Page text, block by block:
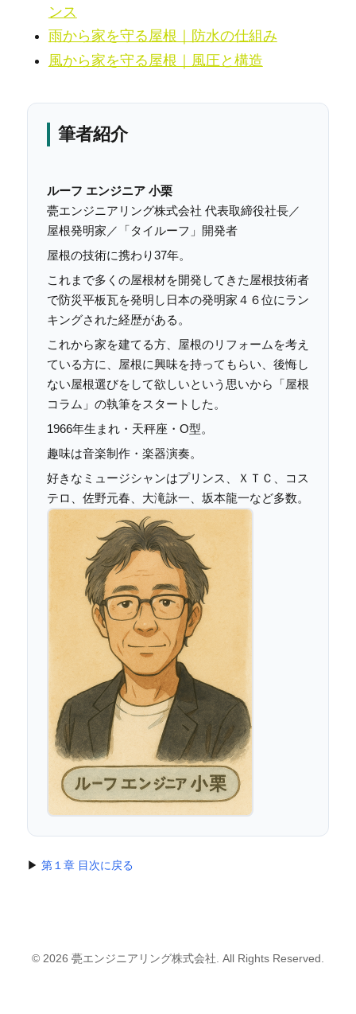
ンス
雨から家を守る屋根｜防水の仕組み
風から家を守る屋根｜風圧と構造
筆者紹介
ルーフ エンジニア 小栗
甍エンジニアリング株式会社 代表取締役社長／
屋根発明家／「タイルーフ」開発者
屋根の技術に携わり37年。
これまで多くの屋根材を開発してきた屋根技術者
で防災平板瓦を発明し日本の発明家４６位にラン
キングされた経歴がある。
これから家を建てる方、屋根のリフォームを考え
ている方に、屋根に興味を持ってもらい、後悔し
ない屋根選びをして欲しいという思いから「屋根
コラム」の執筆をスタートした。
1966年生まれ・天秤座・O型。
趣味は音楽制作・楽器演奏。
好きなミュージシャンはプリンス、ＸＴＣ、コス
テロ、佐野元春、大滝詠一、坂本龍一など多数。
▶ 第１章 目次に戻る
© 2026 甍エンジニアリング株式会社. All Rights Reserved.